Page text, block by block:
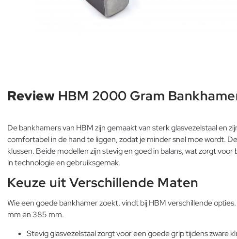
Review HBM 2000 Gram
De bankhamers van HBM zijn gemaakt van sterk glasvezelstaal
comfortabel in de hand te liggen, zodat je minder snel moe wordt.
klussen. Beide modellen zijn stevig en goed in balans, wat zorgt
in technologie en gebruiksgemak.
Keuze uit Verschillende Maten
Wie een goede bankhamer zoekt, vindt bij HBM verschillende
mm en 385 mm.
Stevig glasvezelstaal zorgt voor een goede grip tijdens zware